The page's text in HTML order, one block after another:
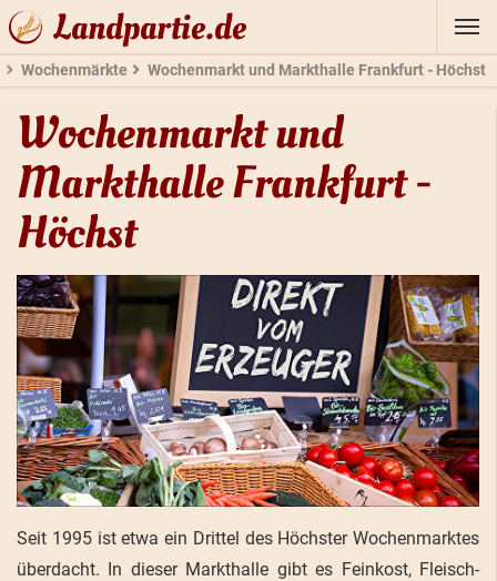
Landpartie.de
Wochenmärkte Wochenmarkt und Markthalle Frankfurt - Höchst
Wochenmarkt und
Markthalle Frankfurt -
Höchst
Seit 1995 ist etwa ein Drittel des Höchster Wochenmarktes
überdacht. In dieser Markthalle gibt es Feinkost, Fleisch-